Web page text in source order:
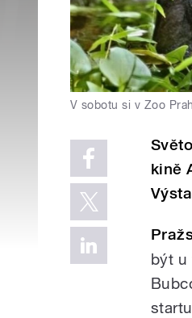
V sobotu si v Zoo
kině
být u